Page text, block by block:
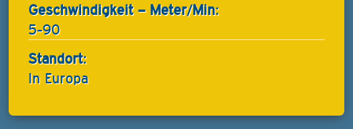
Geschwindigkeit – Meter/Min:
5-90
Standort:
In Europa